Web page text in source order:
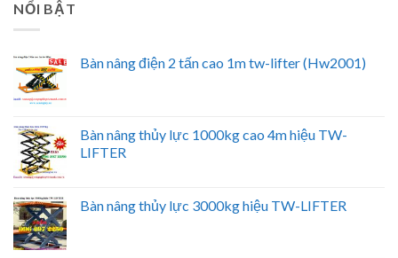
NỔI BẬT
Bàn nâng điện 2 tấn cao 1m tw-lifter (Hw2001)
Bàn nâng thủy lực 1000kg cao 4m hiệu TW-
LIFTER
Bàn nâng thủy lực 3000kg hiệu TW-LIFTER